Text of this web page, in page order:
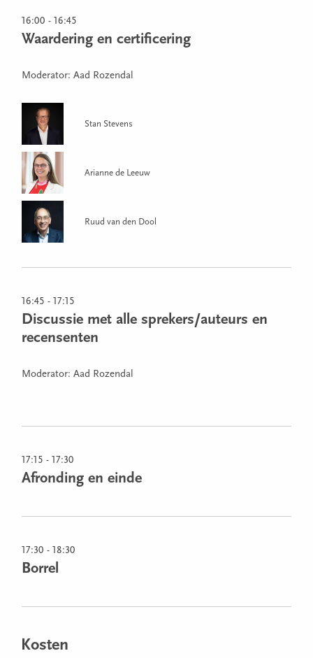
16:00 - 16:45
Waardering en certificering
Moderator: Aad Rozendal
Stan Stevens
Arianne de Leeuw
Ruud van den Dool
16:45 - 17:15
Discussie met alle sprekers/auteurs en
recensenten
Moderator: Aad Rozendal
17:15 - 17:30
Afronding en einde
17:30 - 18:30
Borrel
Kosten